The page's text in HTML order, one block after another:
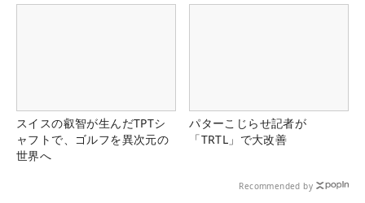
スイスの叡智が生んだTPTシ
ャフトで、ゴルフを異次元の
世界へ
パターこじらせ記者が
「TRTL」で大改善
Recommended by